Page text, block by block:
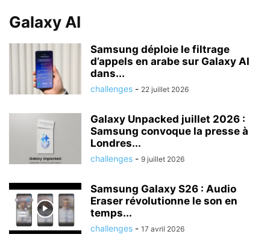
Galaxy AI
Samsung déploie le filtrage
d’appels en arabe sur Galaxy AI
dans...
challenges - 22 juillet 2026
Galaxy Unpacked juillet 2026 :
Samsung convoque la presse à
Londres...
challenges - 9 juillet 2026
Samsung Galaxy S26 : Audio
Eraser révolutionne le son en
temps...
challenges - 17 avril 2026